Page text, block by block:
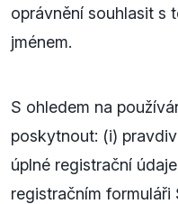
oprávnění souhlasit s
jménem.
S ohledem na
poskytnout: (i)
úplné registrační
registračním formuláři